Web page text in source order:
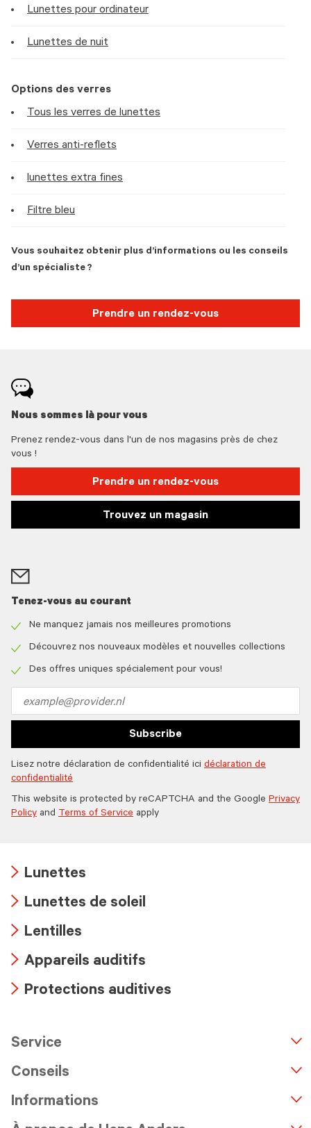
Lunettes pour ordinateur
Lunettes de nuit
Options des verres
Tous les verres de lunettes
Verres anti-reflets
lunettes extra fines
Filtre bleu
Vous souhaitez obtenir plus d’informations ou les conseils
d’un spécialiste ?
Prendre un rendez-vous
Nous sommes là pour vous
Prenez rendez-vous dans l'un de nos magasins près de chez
vous !
Prendre un rendez-vous
Trouvez un magasin
Tenez-vous au courant
icon
Ne manquez jamais nos meilleures promotions
icon
Découvrez nos nouveaux modèles et nouvelles collections
Des offres uniques spécialement pour vous!
address
Subscribe
Lisez notre déclaration de confidentialité ici déclaration de
confidentialité
This website is protected by reCAPTCHA and the Google Privacy
Policy and Terms of Service apply
icon
Lunettes
icon
Lunettes de soleil
icon
Lentilles
icon
Appareils auditifs
Protections auditives
Service
Conseils
Informations